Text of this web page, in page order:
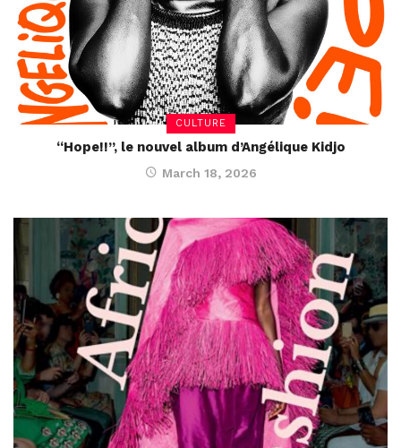
CULTURE
“Hope!!”, le nouvel album d’Angélique Kidjo
March 18, 2026